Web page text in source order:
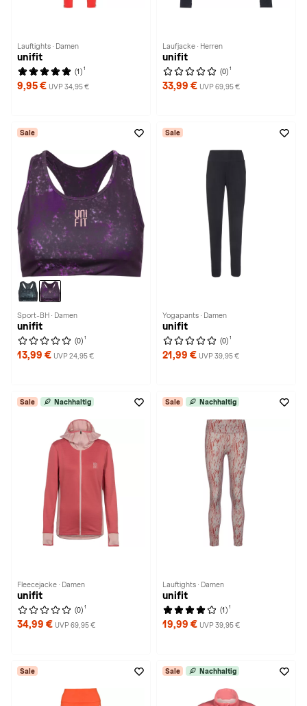
Lauftights · Damen
unifit
(1) 1
9,95 € UVP 34,95 €
Laufjacke · Herren
unifit
(0) 1
33,99 € UVP 69,95 €
Sale
Sport-BH · Damen
unifit
(0) 1
13,99 € UVP 24,95 €
Sale
Yogapants · Damen
unifit
(0) 1
21,99 € UVP 39,95 €
Sale Nachhaltig
Fleecejacke · Damen
unifit
(0) 1
34,99 € UVP 69,95 €
Sale Nachhaltig
Lauftights · Damen
unifit
(1) 1
19,99 € UVP 39,95 €
Sale Sale Nachhaltig